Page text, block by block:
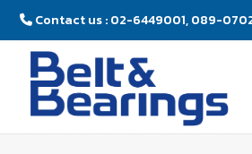
Contact us : 02-6449001, 089-